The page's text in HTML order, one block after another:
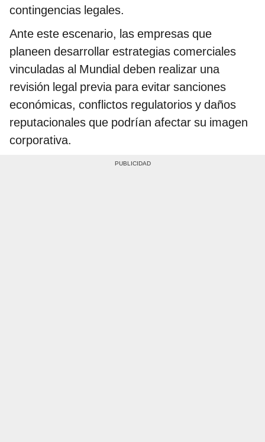
contingencias legales.
Ante este escenario, las empresas que
planeen desarrollar estrategias comerciales
vinculadas al Mundial deben realizar una
revisión legal previa para evitar sanciones
económicas, conflictos regulatorios y daños
reputacionales que podrían afectar su imagen
corporativa.